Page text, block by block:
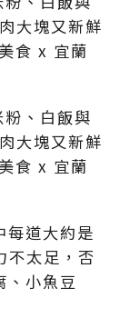
每道大約是
太足，否
、小魚豆